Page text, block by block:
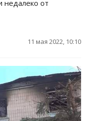
недалеко от
11 мая 2022, 10:10